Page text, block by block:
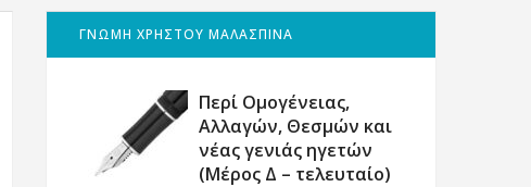
ΓΝΩΜΗ ΧΡΗΣΤΟΥ ΜΑΛΑΣΠΙΝΑ
Περί Ομογένειας,
Αλλαγών, Θεσμών και
νέας γενιάς ηγετών
(Μέρος Δ – τελευταίο)